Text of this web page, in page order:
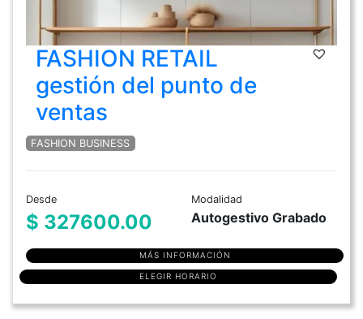
FASHION RETAIL
gestión del punto de
ventas
FASHION BUSINESS
Desde
$ 327600.00
Modalidad
Autogestivo Grabado
MÁS INFORMACIÓN
ELEGIR HORARIO